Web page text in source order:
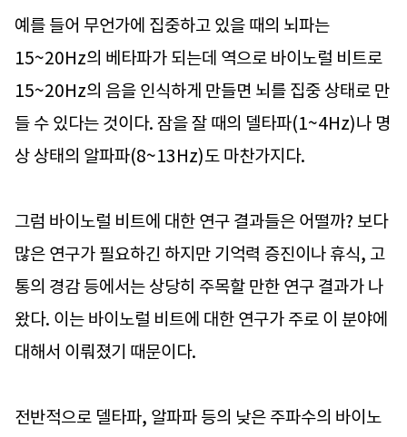
예를 들어 무언가에 집중하고 있을 때의 뇌파는
15~20Hz의 베타파가 되는데 역으로 바이노럴 비트로
15~20Hz의 음을 인식하게 만들면 뇌를 집중 상태로 만
들 수 있다는 것이다. 잠을 잘 때의 델타파(1~4Hz)나 명
상 상태의 알파파(8~13Hz)도 마찬가지다.
그럼 바이노럴 비트에 대한 연구 결과들은 어떨까? 보다
많은 연구가 필요하긴 하지만 기억력 증진이나 휴식, 고
통의 경감 등에서는 상당히 주목할 만한 연구 결과가 나
왔다. 이는 바이노럴 비트에 대한 연구가 주로 이 분야에
대해서 이뤄졌기 때문이다.
전반적으로 델타파, 알파파 등의 낮은 주파수의 바이노